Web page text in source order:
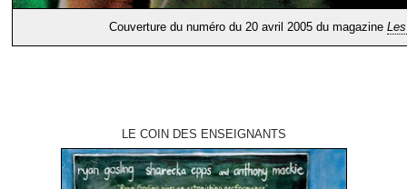
Couverture du numéro du 20 avril 2005 du magazine
LE COIN DES ENSEIGNANTS